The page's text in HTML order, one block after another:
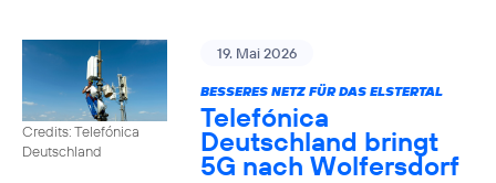
Credits: Telefónica
Deutschland
19. Mai 2026
BESSERES NETZ FÜR DAS ELSTERTAL
Telefónica
Deutschland bringt
5G nach Wolfersdorf